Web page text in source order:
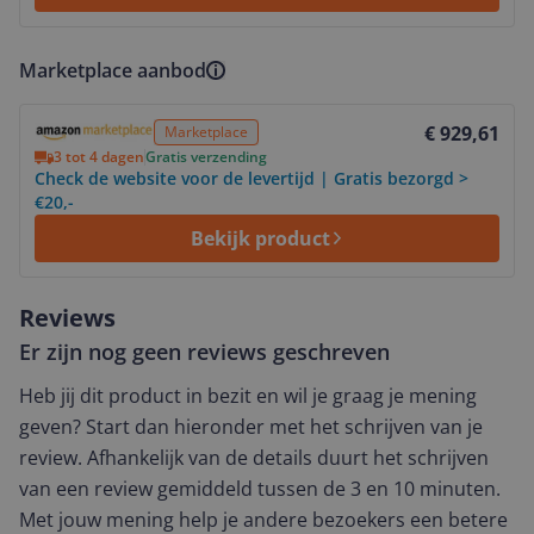
Marketplace aanbod
Marketplace € 929,61
3 tot 4 dagenGratis verzending
Check de website voor de levertijd | Gratis bezorgd >
€20,-
Bekijk product
Reviews
Er zijn nog geen reviews geschreven
Heb jij dit product in bezit en wil je graag je mening
geven? Start dan hieronder met het schrijven van je
review. Afhankelijk van de details duurt het schrijven
van een review gemiddeld tussen de 3 en 10 minuten.
Met jouw mening help je andere bezoekers een betere